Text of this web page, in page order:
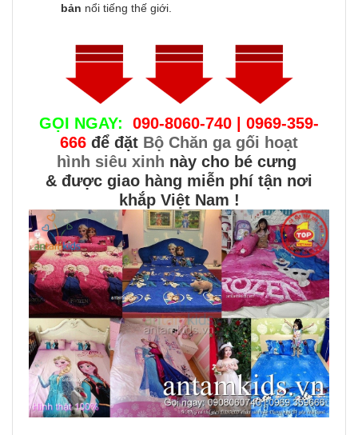
bản nổi tiếng thế giới.
GỌI NGAY:
090-8060-740 | 0969-359-
666 để đặt Bộ Chăn ga gối hoạt
hình siêu xinh này cho bé cưng
& được giao hàng miễn phí tận nơi
khắp Việt Nam !